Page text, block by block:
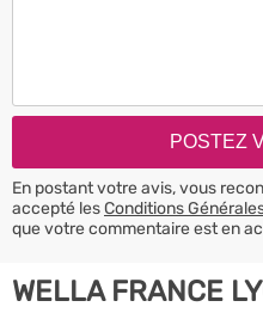
En postant votre avis, vous
accepté lesConditions
que votre commentaire est en
WELLA FRANCE